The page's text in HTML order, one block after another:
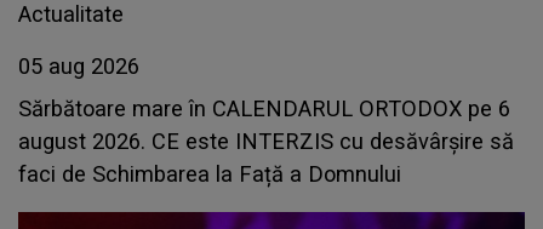
Actualitate
05 aug 2026
Sărbătoare mare în CALENDARUL ORTODOX pe 6
august 2026. CE este INTERZIS cu desăvârșire să
faci de Schimbarea la Față a Domnului